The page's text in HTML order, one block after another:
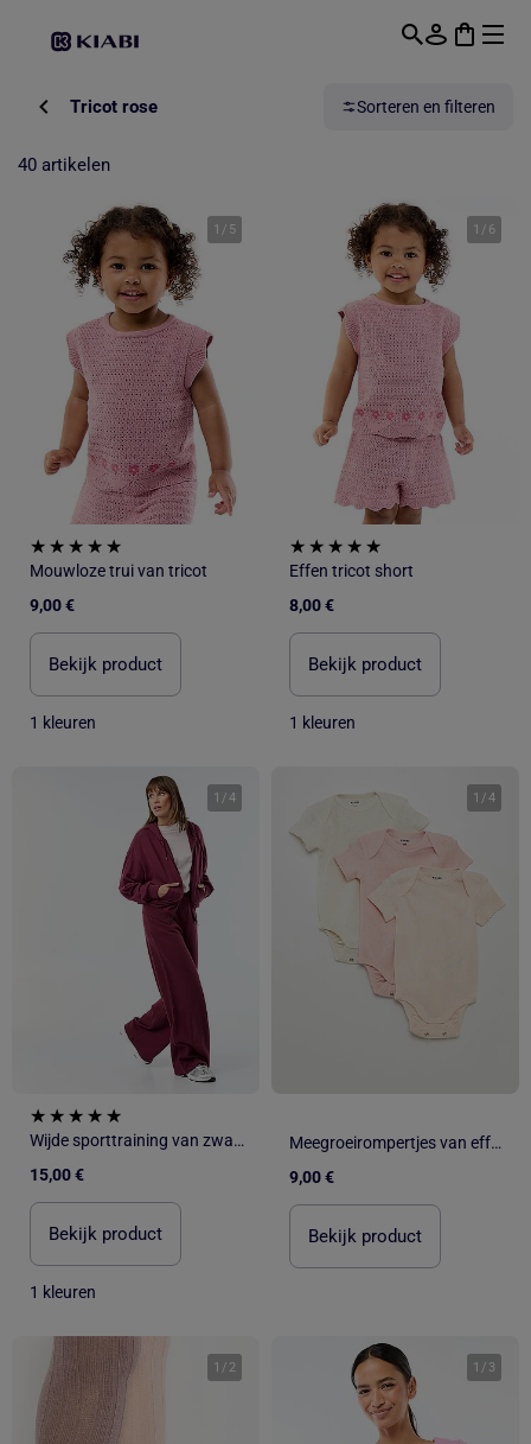
Tricot rose Sorteren en filteren
40 artikelen
1 / 5
Mouwloze trui van tricot
9,00 €
Bekijk product
1 kleuren
1 / 6
Effen tricot short
8,00 €
Bekijk product
1 kleuren
1 /4
Wijde sporttraining van zware tricot
15,00 €
Bekijk product
1 kleuren
1 /4
Meegroeirompertjes van effen tricot - 3-pack
9,00 €
Bekijk product
1 / 2 1 / 3